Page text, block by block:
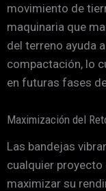
movimiento de
maquinaria que
del terreno ayuda
compactación, lo
en futuras fases
Maximización del
Las bandejas
cualquier
maximizar su